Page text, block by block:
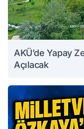
AKÜ’de Yapay
Açılacak